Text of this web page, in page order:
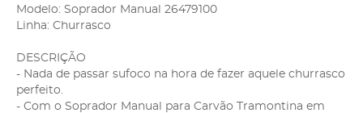
Modelo: Soprador Manual 26479100
Linha: Churrasco
DESCRIÇÃO
- Nada de passar sufoco na hora de fazer aquele churrasco
perfeito.
- Com o Soprador Manual para Carvão Tramontina em